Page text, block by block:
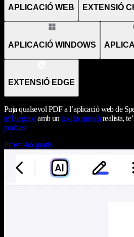
APLICACIÓ WEB EXTENSIÓ
APLICACIÓ WINDOWS
EXTENSIÓ EDGE
Puja qualsevol PDF a l’aplicació web de
te’l llegeixi amb untext to speech realista,
podcast
Prova-ho gratis